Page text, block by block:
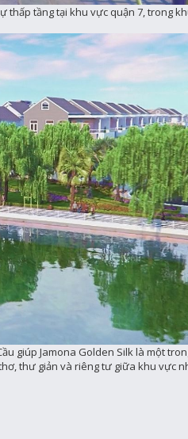
thấp tầng tại khu vực quận 7, trong
giúp Jamona Golden Silk là một
thư giản và riêng tư giữa khu vực